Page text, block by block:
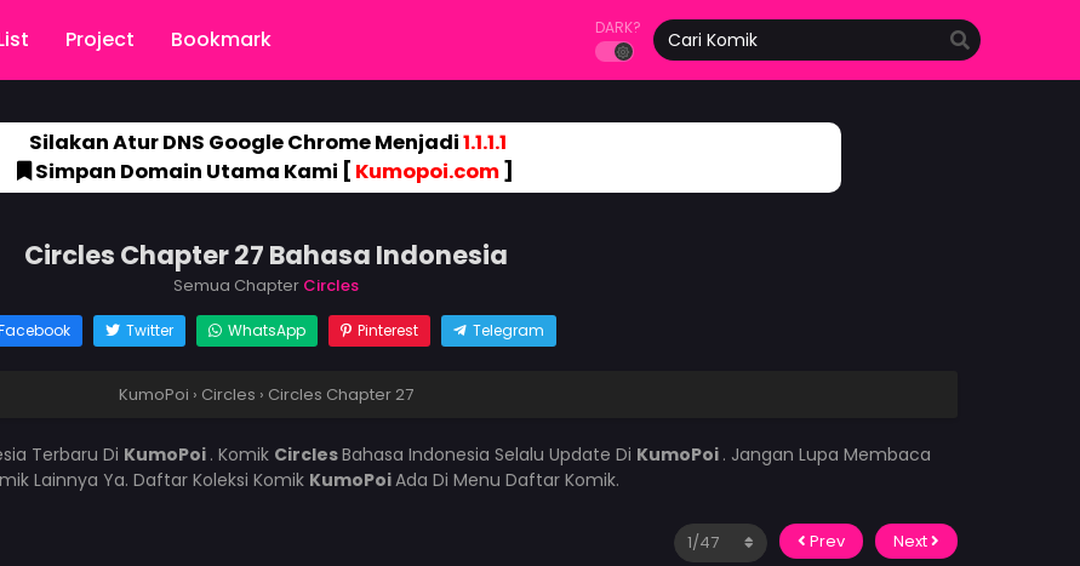
Project Bookmark DARK?
Silakan Atur DNS Google Chrome Menjadi1.1.1.1
Simpan Domain Utama Kami [ Kumopoi.com]
Circles Chapter 27 Bahasa Indonesia
Semua Chapter Circles
Twitter WhatsApp Pinterest Telegram
KumoPoi › Circles › Circles Chapter 27
Terbaru Di KumoPoi . Komik CirclesBahasa Indonesia Selalu Update Di KumoPoi . Jangan Lupa Membaca
Lainnya Ya. Daftar Koleksi Komik KumoPoiAda Di Menu Daftar Komik.
Prev Next